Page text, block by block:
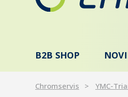
B2B SHOP
Chromservis YMC-